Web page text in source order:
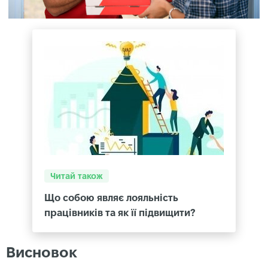
Читай також
Що собою являє лояльність
працівників та як її підвищити?
Висновок